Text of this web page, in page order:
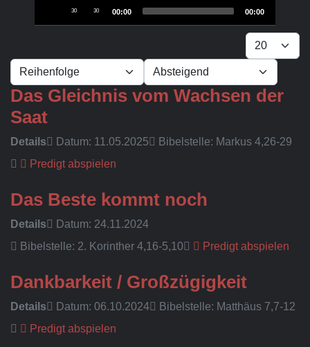
30 30 00:00 00:00
Anzeige #
- Sortierung wählen -
- Richtung wählen -
Das Gleichnis vom Wachsen der
Saat
Details Datum: 11.05.2025
Bibelstelle: Markus 4,26-29
Predigt abspielen
Das Beste kommt noch
Details
Datum: 24.11.2024
Bibelstelle: 2. Korinther 4,16-5,10
Predigt abspielen
Dankbarkeit / Großzügigkeit
Details Datum: 06.10.2024
Bibelstelle: Matthäus 7,7-12
Predigt abspielen